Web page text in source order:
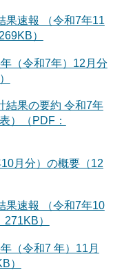
果速報 （令和7年11
）
（令和7年）12月分
結果の要約 令和7年
）（PDF：
月分）の概要（12
果速報 （令和7年10
）
（令和7 年）11月
）